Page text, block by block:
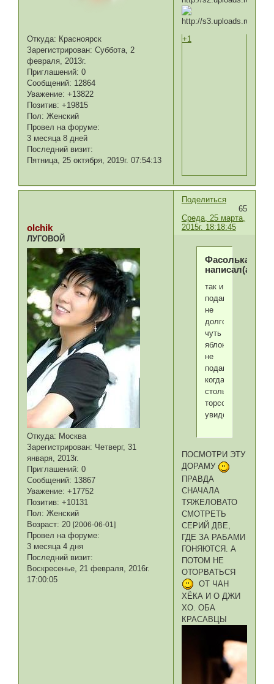
Откуда: Красноярск
Зарегистрирован: Суббота, 2
февраля, 2013г.
Приглашений: 0
Сообщений: 12864
Уважение: +13822
Позитив: +19815
Пол: Женский
Провел на форуме:
3 месяца 8 дней
Последний визит:
Пятница, 25 октября, 2019г. 07:54:13
+1
Поделиться
65
Среда, 25 марта,
2015г. 18:18:45
olchik
ЛУГОВОЙ
Откуда: Москва
Зарегистрирован: Четверг, 31
января, 2013г.
Приглашений: 0
Сообщений: 13867
Уважение: +17752
Позитив: +10131
Пол: Женский
Возраст: 20[2006-06-01]
Провел на форуме:
3 месяца 4 дня
Последний визит:
Воскресенье, 21 февраля, 2016г.
17:00:05
Фасолька
написал(а):
так и
подавитсья
не
долго,
чуть
яблоком
не
подавилась
когда
столько
торсов
увидела
ПОСМОТРИ ЭТУ
ДОРАМУ
ПРАВДА
СНАЧАЛА
ТЯЖЕЛОВАТО
СМОТРЕТЬ
СЕРИЙ ДВЕ,
ГДЕ ЗА РАБАМИ
ГОНЯЮТСЯ. А
ПОТОМ НЕ
ОТОРВАТЬСЯ
ОТ ЧАН
ХЁКА И О ДЖИ
ХО. ОБА
КРАСАВЦЫ